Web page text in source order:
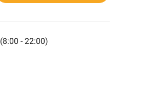
(8:00 - 22:00)